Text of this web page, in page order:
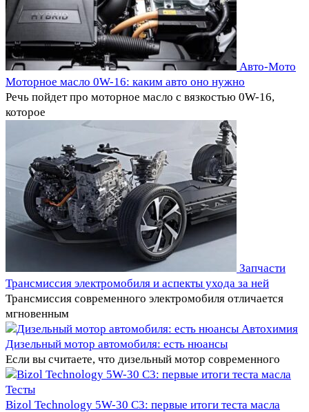
Авто-Мото
Моторное масло 0W-16: каким авто оно нужно
Речь пойдет про моторное масло с вязкостью 0W-16,
которое
Запчасти
Трансмиссия электромобиля и аспекты ухода за ней
Трансмиссия современного электромобиля отличается
мгновенным
Автохимия
Дизельный мотор автомобиля: есть нюансы
Если вы считаете, что дизельный мотор современного
Тесты
Bizol Technology 5W-30 C3: первые итоги теста масла